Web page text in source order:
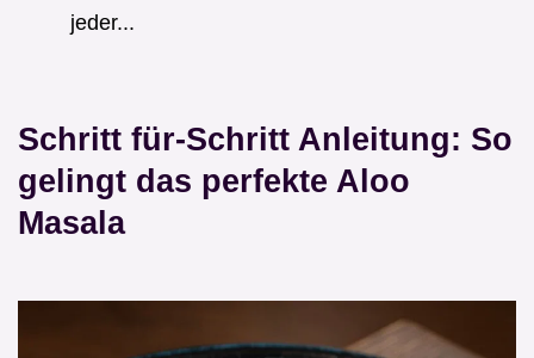
jeder...
Schritt für-Schritt Anleitung: So
gelingt das perfekte Aloo
Masala